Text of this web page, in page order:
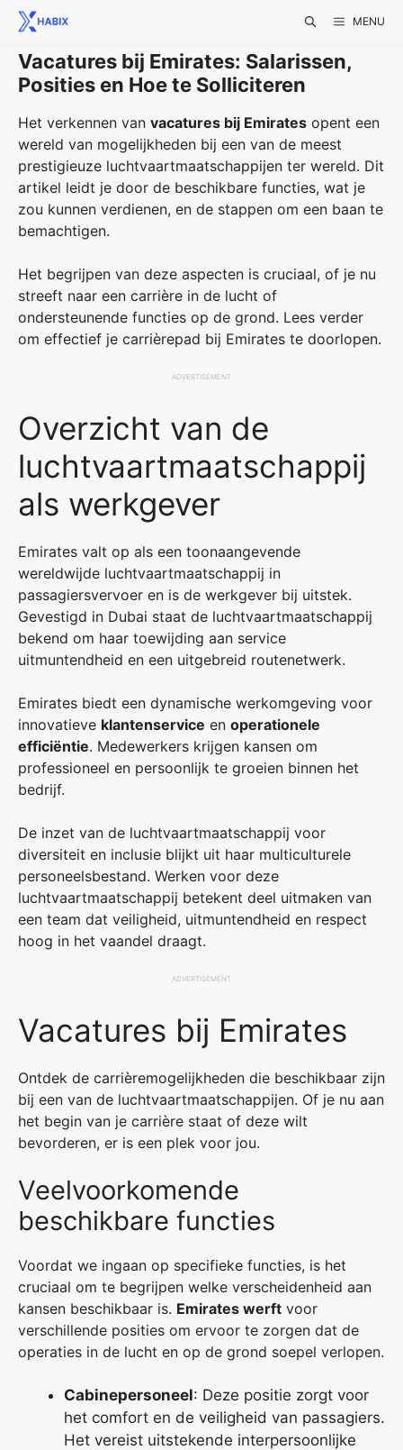
Skip
content
MENU
Vacatures bij Emirates: Salarissen,
Posities en Hoe te Solliciteren
Het verkennen van vacatures bij Emirates opent een
wereld van mogelijkheden bij een van de meest
prestigieuze luchtvaartmaatschappijen ter wereld. Dit
artikel leidt je door de beschikbare functies, wat je
zou kunnen verdienen, en de stappen om een baan te
bemachtigen.
Het begrijpen van deze aspecten is cruciaal, of je nu
streeft naar een carrière in de lucht of
ondersteunende functies op de grond. Lees verder
om effectief je carrièrepad bij Emirates te doorlopen.
ADVERTISEMENT
Overzicht van de
luchtvaartmaatschappij
als werkgever
Emirates valt op als een toonaangevende
wereldwijde luchtvaartmaatschappij in
passagiersvervoer en is de werkgever bij uitstek.
Gevestigd in Dubai staat de luchtvaartmaatschappij
bekend om haar toewijding aan service
uitmuntendheid en een uitgebreid routenetwerk.
Emirates biedt een dynamische werkomgeving voor
innovatieve klantenservice en operationele
efficiëntie. Medewerkers krijgen kansen om
professioneel en persoonlijk te groeien binnen het
bedrijf.
De inzet van de luchtvaartmaatschappij voor
diversiteit en inclusie blijkt uit haar multiculturele
personeelsbestand. Werken voor deze
luchtvaartmaatschappij betekent deel uitmaken van
een team dat veiligheid, uitmuntendheid en respect
hoog in het vaandel draagt.
ADVERTISEMENT
Vacatures bij Emirates
Ontdek de carrièremogelijkheden die beschikbaar zijn
bij een van de luchtvaartmaatschappijen. Of je nu aan
het begin van je carrière staat of deze wilt
bevorderen, er is een plek voor jou.
Veelvoorkomende
beschikbare functies
Voordat we ingaan op specifieke functies, is het
cruciaal om te begrijpen welke verscheidenheid aan
kansen beschikbaar is. Emirates werft voor
verschillende posities om ervoor te zorgen dat de
operaties in de lucht en op de grond soepel verlopen.
Cabinepersoneel: Deze positie zorgt voor
het comfort en de veiligheid van passagiers.
Het vereist uitstekende interpersoonlijke